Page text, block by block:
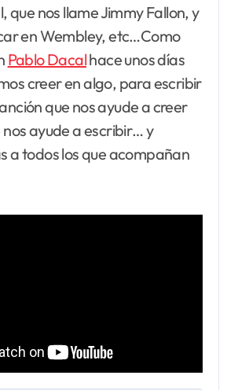
que nos llame Jimmy Fallon, y
en Wembley, etc…Como
Pablo Dacalhace unos días
creer en algo, para escribir
que nos ayude a creer
ayude a escribir… y
a todos los que acompañan